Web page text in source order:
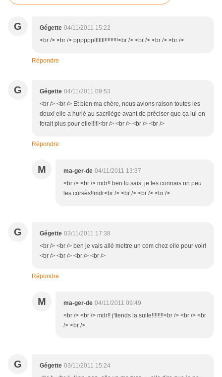
G Gégette 04/11/2011 15:22
<br /> <br /> ppppppfffffff!!!!!!!!!<br /> <br /> <br /> <br />
Répondre
G Gégette 04/11/2011 09:53
<br /> <br /> Et bien ma chère, nous avions raison toutes les
deux! elle a hurlé au sacrilège avant de préciser que ça lui en
ferait plus pour elle!!!!!<br /> <br /> <br /> <br />
Répondre
M ma-ger-de 04/11/2011 13:37
<br /> <br /> mdr!! ben tu sais, je les connais un peu
les corses!!mdr<br /> <br /> <br /> <br />
G Gégette 03/11/2011 17:38
<br /> <br /> ben je vais allé mettre un com chez elle pour voir!
<br /> <br /> <br /> <br />
Répondre
M ma-ger-de 04/11/2011 09:49
<br /> <br /> mdr!! j'ttends la suite!!!!!!!!<br /> <br /> <br
/> <br />
G Gégette 03/11/2011 15:24